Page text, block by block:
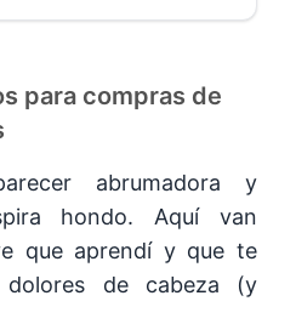
para compras de
abrumadora y
hondo. Aquí van
que aprendí y que te
dolores de cabeza (y